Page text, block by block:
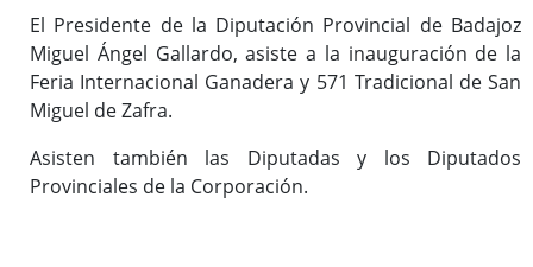
El Presidente de la Diputación Provincial de Badajoz
Miguel Ángel Gallardo, asiste a la inauguración de la
Feria Internacional Ganadera y 571 Tradicional de San
Miguel de Zafra.
Asisten también las Diputadas y los Diputados
Provinciales de la Corporación.